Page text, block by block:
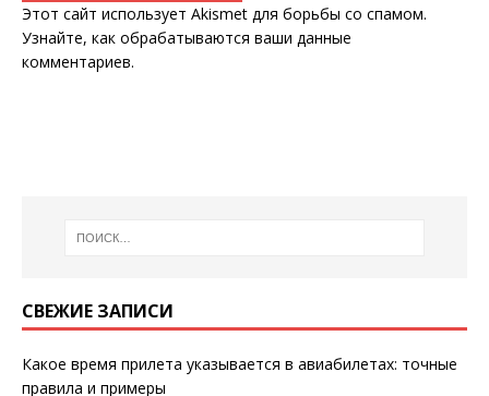
Этот сайт использует Akismet для борьбы со спамом.
Узнайте, как обрабатываются ваши данные
комментариев.
СВЕЖИЕ ЗАПИСИ
Какое время прилета указывается в авиабилетах: точные
правила и примеры